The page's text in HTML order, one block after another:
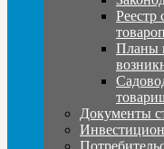
Реестр
Планы
Документы